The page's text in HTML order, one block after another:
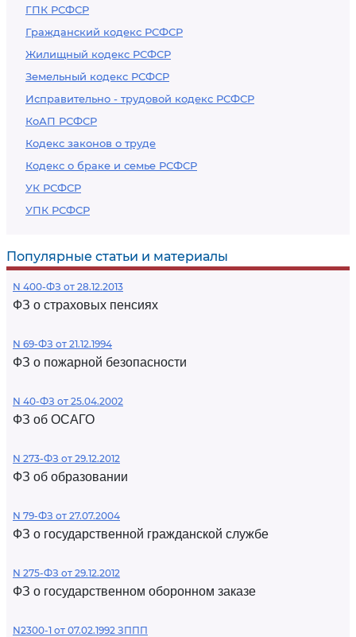
ГПК РСФСР
Гражданский кодекс РСФСР
Жилищный кодекс РСФСР
Земельный кодекс РСФСР
Исправительно - трудовой кодекс РСФСР
КоАП РСФСР
Кодекс законов о труде
Кодекс о браке и семье РСФСР
УК РСФСР
УПК РСФСР
Популярные статьи и материалы
N 400-ФЗ от 28.12.2013
ФЗ о страховых пенсиях
N 69-ФЗ от 21.12.1994
ФЗ о пожарной безопасности
N 40-ФЗ от 25.04.2002
ФЗ об ОСАГО
N 273-ФЗ от 29.12.2012
ФЗ об образовании
N 79-ФЗ от 27.07.2004
ФЗ о государственной гражданской службе
N 275-ФЗ от 29.12.2012
ФЗ о государственном оборонном заказе
N2300-1 от 07.02.1992 ЗППП